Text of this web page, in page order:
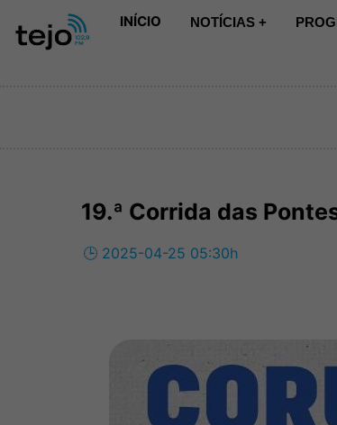
INÍCIO NOTÍCIAS +
19.ª Corrida das
🕒 2025-04-25 05:30h